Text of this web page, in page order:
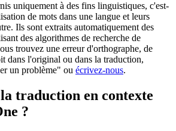
uniquement à des fins linguistiques, c'est-
de mots dans une langue et leurs
Ils sont extraits automatiquement des
des algorithmes de recherche de
trouvez une erreur d'orthographe, de
dans l'original ou dans la traduction,
un problème" ou écrivez-nous.
la traduction en contexte
?